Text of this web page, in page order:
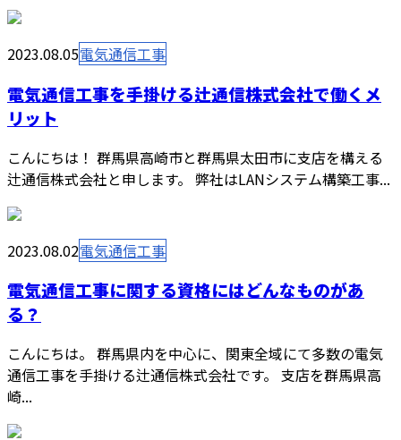
2023.08.05電気通信工事
電気通信工事を手掛ける辻通信株式会社で働くメ
リット
こんにちは！ 群馬県高崎市と群馬県太田市に支店を構える
辻通信株式会社と申します。 弊社はLANシステム構築工事...
2023.08.02電気通信工事
電気通信工事に関する資格にはどんなものがあ
る？
こんにちは。 群馬県内を中心に、関東全域にて多数の電気
通信工事を手掛ける辻通信株式会社です。 支店を群馬県高
崎...